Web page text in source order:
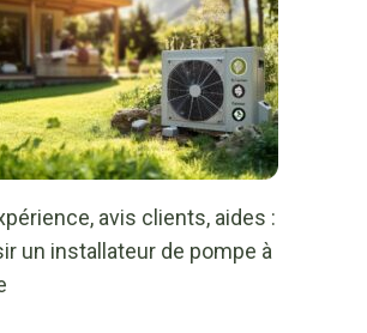
avis clients, aides :
un installateur de pompe à